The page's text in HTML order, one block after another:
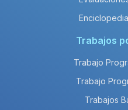
Trabajos
Trabajo
Trabajo
Trabajos